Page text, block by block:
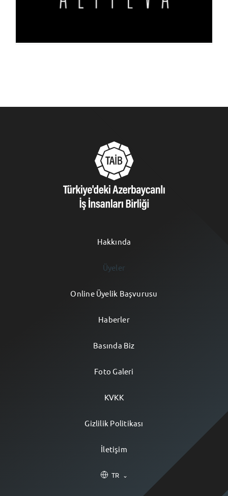
Hakkında
Üyeler
Online Üyelik Başvurusu
Haberler
Basında Biz
Foto Galeri
KVKK
Gizlilik Politikası
İletişim
TR ⌄